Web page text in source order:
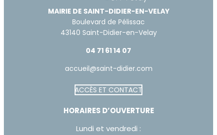
MAIRIE DE SAINT-DIDIER-EN-VELAY
Boulevard de Pélissac
43140 Saint-Didier-en-Velay
04 71 61 14 07
accueil@saint-didier.com
ACCÈS ET CONTACT
HORAIRES D’OUVERTURE
Lundi et vendredi :